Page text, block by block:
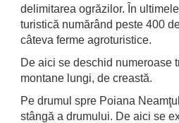
delimitarea ogrăzilor. În
turistică numărând peste 400
câteva ferme agroturistice.
De aici se deschid numeroase
montane lungi, de creastă.
Pe drumul spre Poiana
stângă a drumului. De aici se